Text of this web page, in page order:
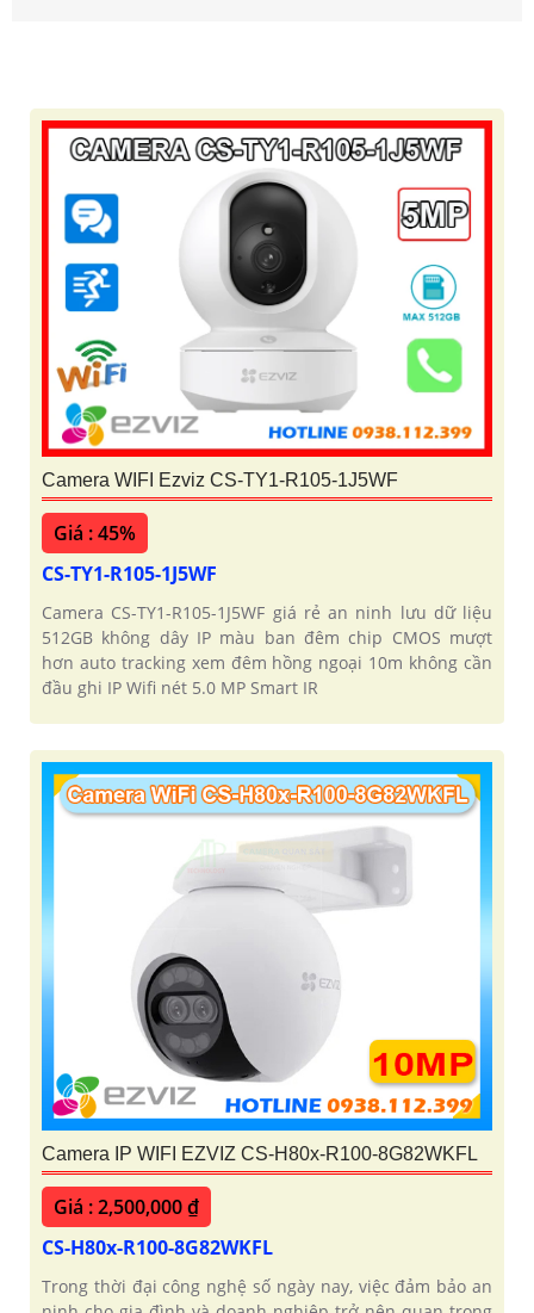
Camera WIFI Ezviz CS-TY1-R105-1J5WF
Giá : 45%
CS-TY1-R105-1J5WF
Camera CS-TY1-R105-1J5WF giá rẻ an ninh lưu dữ liệu
512GB không dây IP màu ban đêm chip CMOS mượt
hơn auto tracking xem đêm hồng ngoại 10m không cần
đầu ghi IP Wifi nét 5.0 MP Smart IR
Camera IP WIFI EZVIZ CS-H80x-R100-8G82WKFL
Giá : 2,500,000 ₫
CS-H80x-R100-8G82WKFL
Trong thời đại công nghệ số ngày nay, việc đảm bảo an